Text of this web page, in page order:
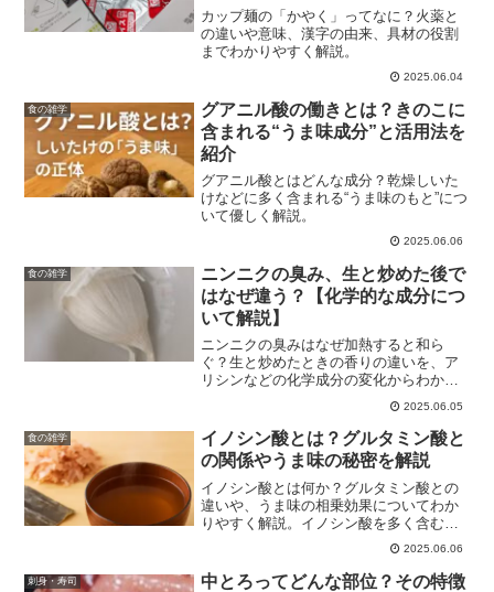
カップ麺の「かやく」ってなに？火薬と
の違いや意味、漢字の由来、具材の役割
までわかりやすく解説。
2025.06.04
食の雑学
グアニル酸の働きとは？きのこに
含まれる“うま味成分”と活用法を
紹介
グアニル酸とはどんな成分？乾燥しいた
けなどに多く含まれる“うま味のもと”につ
いて優しく解説。
2025.06.06
食の雑学
ニンニクの臭み、生と炒めた後で
はなぜ違う？【化学的な成分につ
いて解説】
ニンニクの臭みはなぜ加熱すると和ら
ぐ？生と炒めたときの香りの違いを、ア
リシンなどの化学成分の変化からわかり
2025.06.05
食の雑学
イノシン酸とは？グルタミン酸と
の関係やうま味の秘密を解説
イノシン酸とは何か？グルタミン酸との
違いや、うま味の相乗効果についてわか
りやすく解説。イノシン酸を多く含む食
2025.06.06
刺身・寿司
中とろってどんな部位？その特徴